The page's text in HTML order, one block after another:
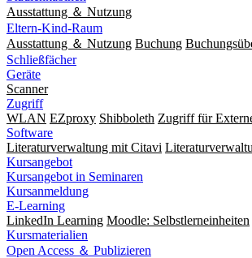
Ausstattung ＆ Nutzung
Eltern-Kind-Raum
Ausstattung ＆ Nutzung Buchung
Schließfächer
Geräte
Scanner
Zugriff
WLAN EZproxy Shibboleth Zugriff für
Software
Literaturverwaltung mit Citavi
Kursangebot
Kursangebot in Seminaren
Kursanmeldung
E-Learning
LinkedIn Learning Moodle: Selbstlerneinheiten
Kursmaterialien
Open Access ＆ Publizieren